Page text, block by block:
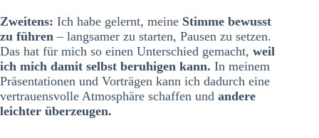
Zweitens: Ich habe gelernt, meine Stimme bewusst
zu führen – langsamer zu starten, Pausen zu setzen.
Das hat für mich so einen Unterschied gemacht, weil
ich mich damit selbst beruhigen kann. In meinem
Präsentationen und Vorträgen kann ich dadurch eine
vertrauensvolle Atmosphäre schaffen und andere
leichter überzeugen.